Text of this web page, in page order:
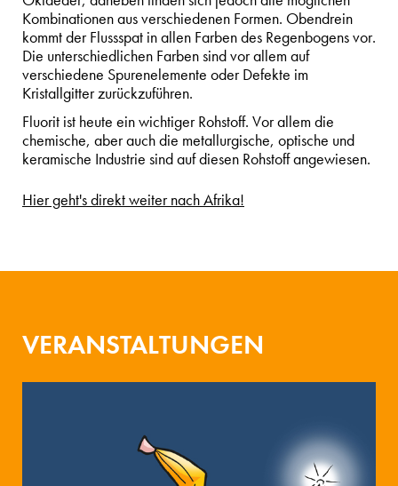
Kombinationen aus verschiedenen Formen. Obendrein
kommt der Flussspat in allen Farben des Regenbogens vor.
Die unterschiedlichen Farben sind vor allem auf
verschiedene Spurenelemente oder Defekte im
Kristallgitter zurückzuführen.
Fluorit ist heute ein wichtiger Rohstoff. Vor allem die
chemische, aber auch die metallurgische, optische und
keramische Industrie sind auf diesen Rohstoff angewiesen.
Hier geht's direkt weiter nach Afrika!
VERANSTALTUNGEN